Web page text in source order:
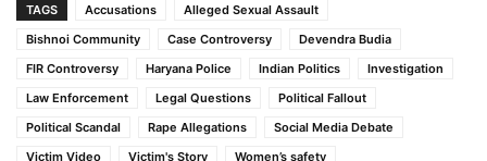
TAGS Accusations
Alleged Sexual Assault
Bishnoi Community
Case Controversy
Devendra Budia
FIR Controversy
Haryana Police Indian Politics
Investigation
Law Enforcement
Legal Questions
Political Fallout
Political Scandal
Rape Allegations
Social Media Debate
Victim Video
Victim's Story Women’s safety